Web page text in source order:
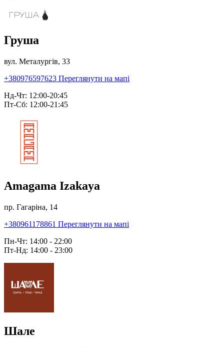
Груша
вул. Металургів, 33
+380976597623 Переглянути на мапі
Нд-Чт: 12:00-20:45
Пт-Сб: 12:00-21:45
Amagama Izakaya
пр. Гагаріна, 14
+380961178861 Переглянути на мапі
Пн-Чт: 14:00 - 22:00
Пт-Нд: 14:00 - 23:00
Шале